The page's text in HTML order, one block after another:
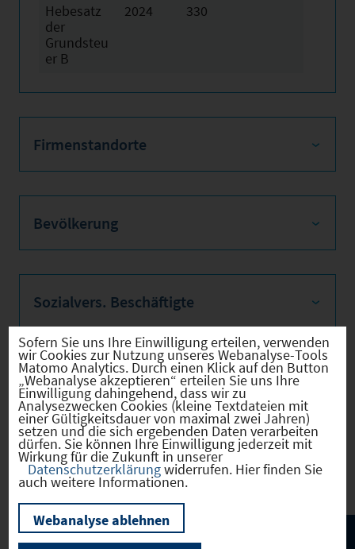
Hebesatz
der
Grundsteu
er B
2024 330
Firmenstandorte
Bevölkerung
Sozialvers. Beschäftigte
Verkehrsinfrastruktur
Kommunale Infrastruktur
Sofern Sie uns Ihre Einwilligung erteilen, verwenden
wir Cookies zur Nutzung unseres Webanalyse-Tools
Matomo Analytics. Durch einen Klick auf den Button
„Webanalyse akzeptieren“ erteilen Sie uns Ihre
Einwilligung dahingehend, dass wir zu
Analysezwecken Cookies (kleine Textdateien mit
einer Gültigkeitsdauer von maximal zwei Jahren)
setzen und die sich ergebenden Daten verarbeiten
dürfen. Sie können Ihre Einwilligung jederzeit mit
Wirkung für die Zukunft in unserer
Datenschutzerklärungwiderrufen. Hier finden Sie
auch weitere Informationen.
Webanalyse ablehnen